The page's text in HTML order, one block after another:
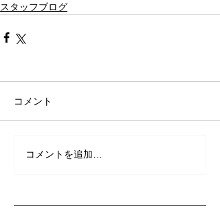
スタッフブログ
コメント
コメントを追加…